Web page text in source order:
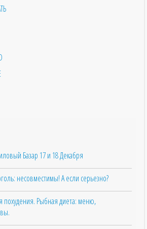
Базар 17 и 18 Декабря
несовместимы! А если серьезно?
похудения. Рыбная диета: меню,